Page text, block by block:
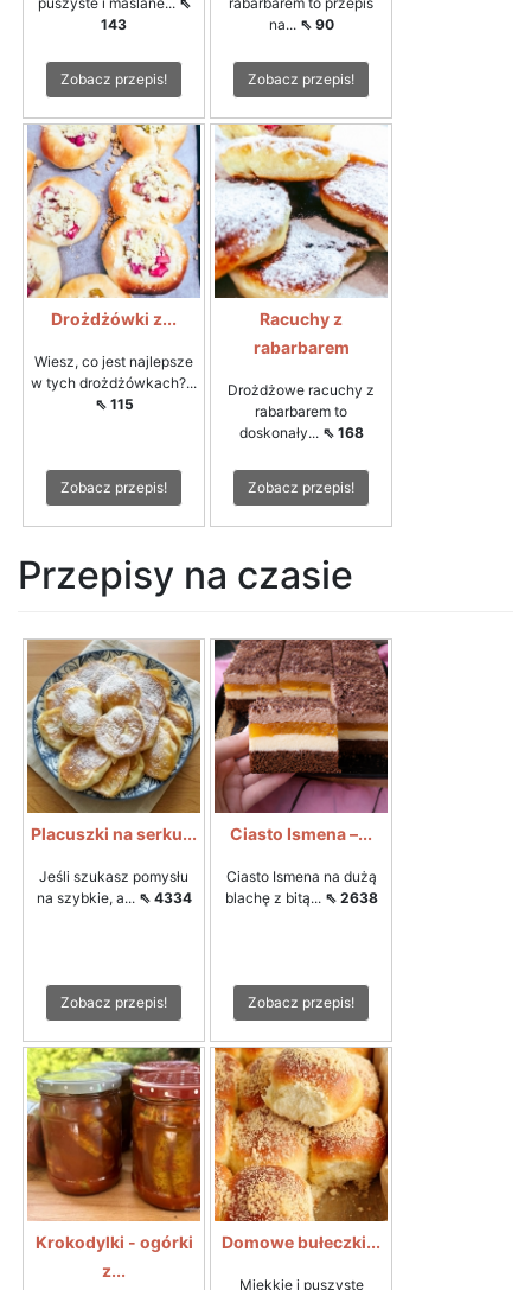
143
Zobacz przepis!
na... ⇖ 90
Zobacz przepis!
Drożdżówki z...
Wiesz, co jest najlepsze
w tych drożdżówkach?...
⇖ 115
Zobacz przepis!
Racuchy z
rabarbarem
Drożdżowe racuchy z
rabarbarem to
doskonały... ⇖ 168
Zobacz przepis!
Przepisy na czasie
Placuszki na serku...
Jeśli szukasz pomysłu
na szybkie, a... ⇖ 4334
Zobacz przepis!
Ciasto Ismena –...
Ciasto Ismena na dużą
blachę z bitą... ⇖ 2638
Zobacz przepis!
Krokodylki - ogórki
z...
Domowe bułeczki...
Miękkie i puszyste